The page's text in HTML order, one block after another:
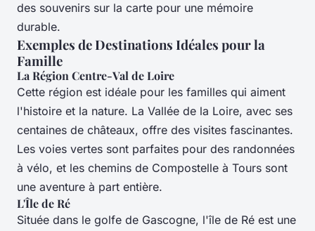
des souvenirs sur la carte pour une mémoire
durable.
Exemples de Destinations Idéales pour la
Famille
La Région Centre-Val de Loire
Cette région est idéale pour les familles qui aiment
l'histoire et la nature. La Vallée de la Loire, avec ses
centaines de châteaux, offre des visites fascinantes.
Les voies vertes sont parfaites pour des randonnées
à vélo, et les chemins de Compostelle à Tours sont
une aventure à part entière.
L'Île de Ré
Située dans le golfe de Gascogne, l'île de Ré est une